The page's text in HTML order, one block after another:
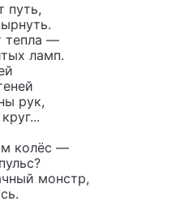
путь,
тепла —
ламп.
рук,
колёс —
монстр,